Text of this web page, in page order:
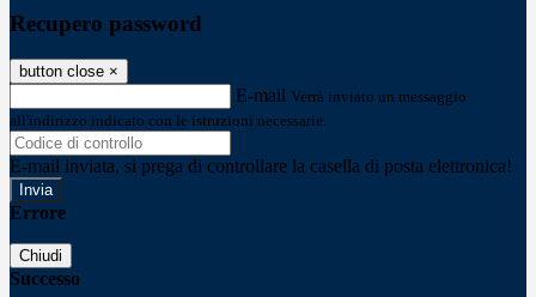
Recupero password
button close ×
E-mail Verrà inviato un messaggio
all'indirizzo indicato con le istruzioni necessarie.
E-mail inviata, si prega di controllare la casella di posta elettronica!
Errore
Chiudi
Successo